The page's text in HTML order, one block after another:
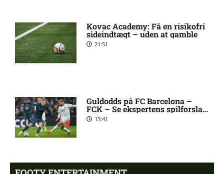
Rodrigo Jhossel Huescas
Hurtado misser kamp for FC
København
1. Division – AaB mod Kolding
IF: Optakt [2026/08/09]
Jay-Roy Jornell Grot ude med
Kovac Academy: Få en risikofri
sideindtægt – uden at gamble
21:51
Guldodds på FC Barcelona –
FCK – Se ekspertens spilforslag
her13:41